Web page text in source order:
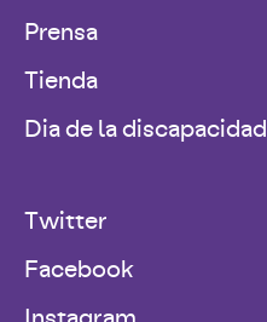
Prensa
Tienda
Dia de la discapacidad
Twitter
Facebook